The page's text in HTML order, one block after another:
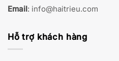
Email: info@haitrieu.com
Hỗ trợ khách hàng